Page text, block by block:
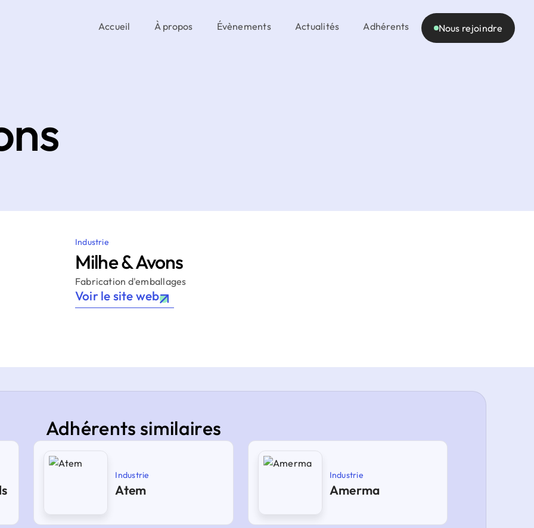
Accueil À propos Évènements Actualités Adhérents Nous rejoindre
Industrie
Milhe & Avons
Fabrication d'emballages
Voir le site web
Adhérents similaires
Industrie
Atem
Industrie
Amerma